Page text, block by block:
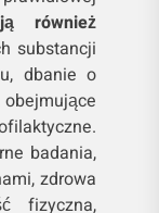
również
substancji
dbanie o
badania,
zdrowa
fizyczna,